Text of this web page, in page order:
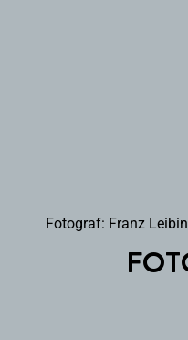
Fotograf: Franz